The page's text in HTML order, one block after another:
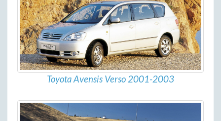
Toyota Avensis Verso 2001-2003